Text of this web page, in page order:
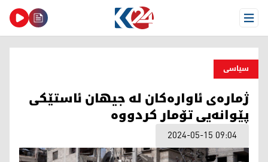
Open Menu
سیاسی
ژمارەی ئاوارەکان لە جیهان ئاستێکی
پێوانەیی تۆمار کردووە
2024-05-15 09:04